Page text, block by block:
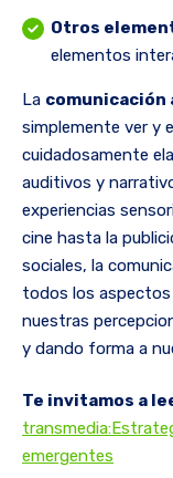
Otros
elementos
La comunicación
simplemente ver y
cuidadosamente
auditivos y
experiencias
cine hasta la
sociales, la
todos los
nuestras
y dando forma a
Te invitamos a
transmedia:
emergentes